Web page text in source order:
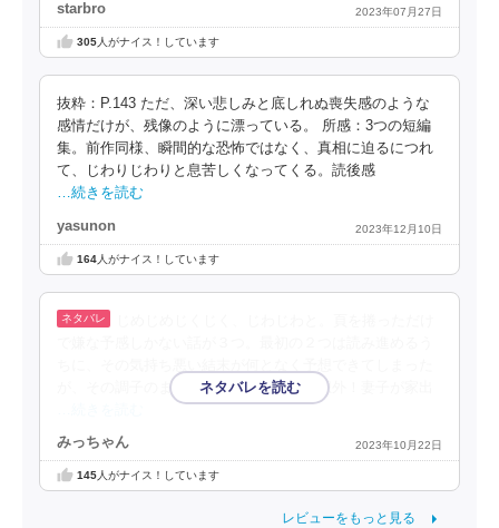
starbro 2023年07月27日
305人がナイス！しています
抜粋：P.143 ただ、深い悲しみと底しれぬ喪失感のような
感情だけが、残像のように漂っている。 所感：3つの短編
集。前作同様、瞬間的な恐怖ではなく、真相に迫るにつれ
て、じわりじわりと息苦しくなってくる。読後感
…続きを読む
yasunon 2023年12月10日
164人がナイス！しています
が、その調子のままに読んだ最終話は予想外！妻子が家出
みっちゃん 2023年10月22日
145人がナイス！しています
レビューをもっと見る